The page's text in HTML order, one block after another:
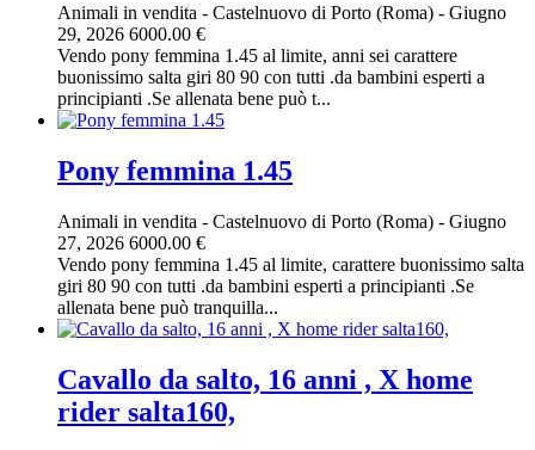
Animali in vendita - Castelnuovo di Porto (Roma) - Giugno
29, 2026 6000.00 €
Vendo pony femmina 1.45 al limite, anni sei carattere
buonissimo salta giri 80 90 con tutti .da bambini esperti a
principianti .Se allenata bene può t...
Pony femmina 1.45
Animali in vendita - Castelnuovo di Porto (Roma) - Giugno
27, 2026 6000.00 €
Vendo pony femmina 1.45 al limite, carattere buonissimo salta
giri 80 90 con tutti .da bambini esperti a principianti .Se
allenata bene può tranquilla...
Cavallo da salto, 16 anni , X home
rider salta160,